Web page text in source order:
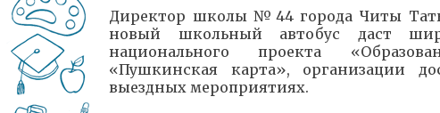
Директор школы №44 города Читы
новый школьный автобус даст
национального проекта
«Пушкинская карта», организации
выездных мероприятиях.